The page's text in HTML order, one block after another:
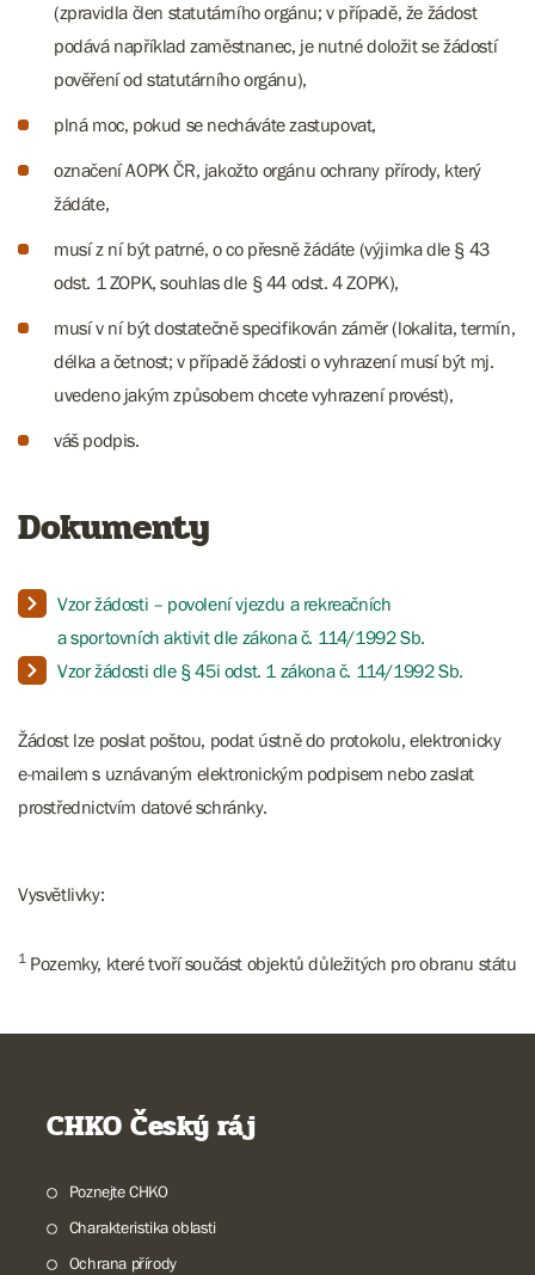
(zpravidla člen statutárního orgánu; v případě, že žádost
podává například zaměstnanec, je nutné doložit se žádostí
pověření od statutárního orgánu),
plná moc, pokud se necháváte zastupovat,
označení AOPK ČR, jakožto orgánu ochrany přírody, který
žádáte,
musí z ní být patrné, o co přesně žádáte (výjimka dle § 43
odst. 1 ZOPK, souhlas dle § 44 odst. 4 ZOPK),
musí v ní být dostatečně specifikován záměr (lokalita, termín,
délka a četnost; v případě žádosti o vyhrazení musí být mj.
uvedeno jakým způsobem chcete vyhrazení provést),
váš podpis.
Dokumenty
Vzor žádosti – povolení vjezdu a rekreačních
a sportovních aktivit dle zákona č. 114/1992 Sb.
Vzor žádosti dle § 45i odst. 1 zákona č. 114/1992 Sb.
Žádost lze poslat poštou, podat ústně do protokolu, elektronicky
e-mailem s uznávaným elektronickým podpisem nebo zaslat
prostřednictvím datové schránky.
Vysvětlivky:
1Pozemky, které tvoří součást objektů důležitých pro obranu státu
CHKO Český ráj
Poznejte CHKO
Charakteristika oblasti
Ochrana přírody